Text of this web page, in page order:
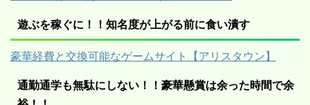
遊ぶを稼ぐに！！知名度が上がる前に食い潰す
豪華経費と交換可能なゲームサイト【アリスタウン】
通勤通学も無駄にしない！！豪華懸賞は余った時間で余